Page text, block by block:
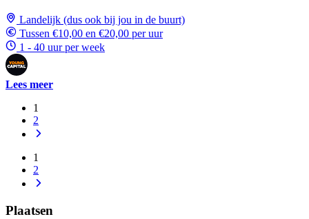
Landelijk (dus ook bij jou in de buurt)
Tussen €10,00 en €20,00 per uur
1 - 40 uur per week
Lees meer
1
2
1
2
Plaatsen